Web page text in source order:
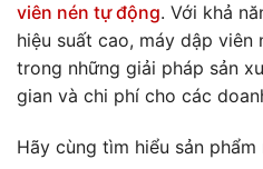
viên nén tự động. Với khả
hiệu suất cao, máy dập
trong những giải pháp sản
gian và chi phí cho các
Hãy cùng tìm hiểu sản